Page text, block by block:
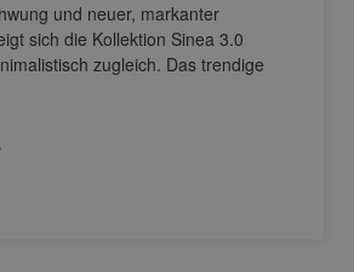
und neuer, markanter
sich die Kollektion Sinea 3.0
zugleich. Das trendige